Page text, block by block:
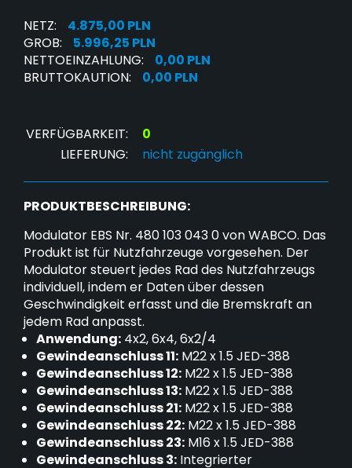
NETZ:
4.875,00 PLN
GROB:
5.996,25 PLN
NETTOEINZAHLUNG:
0,00 PLN
BRUTTOKAUTION:
0,00 PLN
VERFÜGBARKEIT:
0
LIEFERUNG:
nicht zugänglich
PRODUKTBESCHREIBUNG:
Modulator EBS Nr. 480 103 043 0 von WABCO. Das
Produkt ist für Nutzfahrzeuge vorgesehen. Der
Modulator steuert jedes Rad des Nutzfahrzeugs
individuell, indem er Daten über dessen
Geschwindigkeit erfasst und die Bremskraft an
jedem Rad anpasst.
Anwendung: 4x2, 6x4, 6x2/4
Gewindeanschluss 11: M22 x 1.5 JED-388
Gewindeanschluss 12: M22 x 1.5 JED-388
Gewindeanschluss 13: M22 x 1.5 JED-388
Gewindeanschluss 21: M22 x 1.5 JED-388
Gewindeanschluss 22: M22 x 1.5 JED-388
Gewindeanschluss 23: M16 x 1.5 JED-388
Gewindeanschluss 3: Integrierter